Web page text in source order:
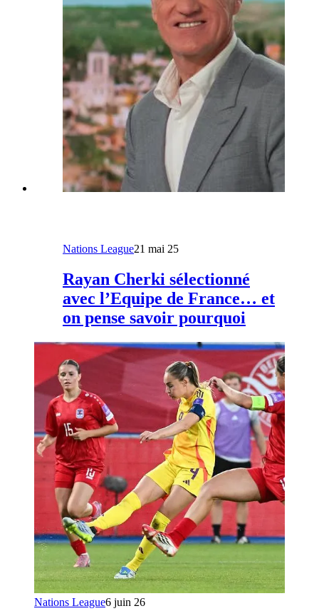
Nations League21 mai 25
Rayan Cherki sélectionné
avec l’Equipe de France… et
on pense savoir pourquoi
Nations League6 juin 26